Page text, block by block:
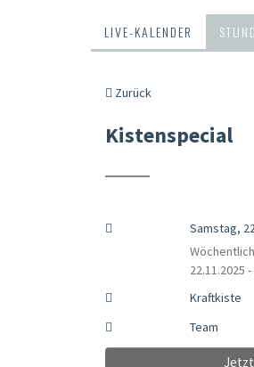
LIVE-KALENDER
Zurück
Kistenspecial
Samstag,
22.11.2025
Kraftkiste
Team